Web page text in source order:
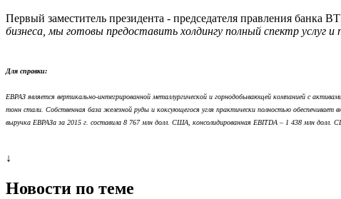
Первый заместитель президента - председателя правления банка
бизнеса, мы готовы предоставить холдингу полный спектр услуг
Для справки:
ЕВРАЗ является вертикально-интегрированной металлургической и горнодобывающей компанией с
тонн стали. Собственная база железной руды и коксующегося угля практически полностью
выручка ЕВРАЗа за 2015 г. составила 8 767 млн долл. США, консолидированная EBITDA – 1 438 млн долл.
↓
Новости по теме